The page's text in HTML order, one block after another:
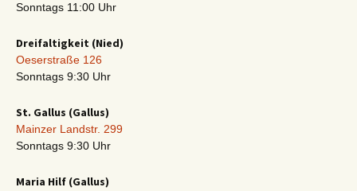
Sonntags 11:00 Uhr
Dreifaltigkeit (Nied)
Oeserstraße 126
Sonntags 9:30 Uhr
St. Gallus (Gallus)
Mainzer Landstr. 299
Sonntags 9:30 Uhr
Maria Hilf (Gallus)